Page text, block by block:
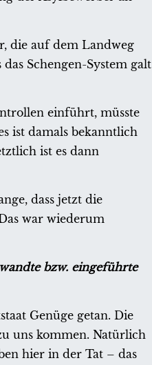
die auf dem Landweg
Schengen-System galt
einführt, müsste
ist damals bekanntlich
ist es dann
dass jetzt die
war wiederum
bzw. eingeführte
Genüge getan. Die
uns kommen. Natürlich
hier in der Tat – das